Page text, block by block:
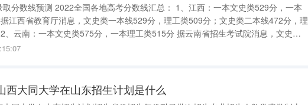
预测 2022全国各地高考分数线汇总： 1、江西：一本文史类529分，一本
西大同大学在山东招生计划是什么